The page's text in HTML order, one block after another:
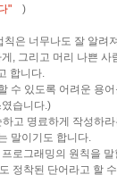
" )
은 너무나도 잘 알려
, 그리고 머리 나쁜 사
합니다.
수 있도록 어려운 용
습니다.)
고 명료하게 작성하
말이기도 합니다.
로그래밍의 원칙을
정착된 단어라고 할